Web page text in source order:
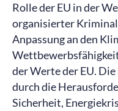
Rolle der EU in der
organisierter
Anpassung an den
der Werte der EU.
durch die
Sicherheit,